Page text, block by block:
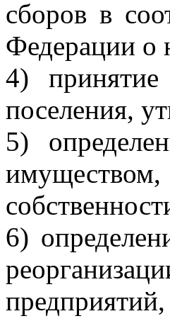
сборов в
Федерации о
4) принятие
поселения,
5)
6)